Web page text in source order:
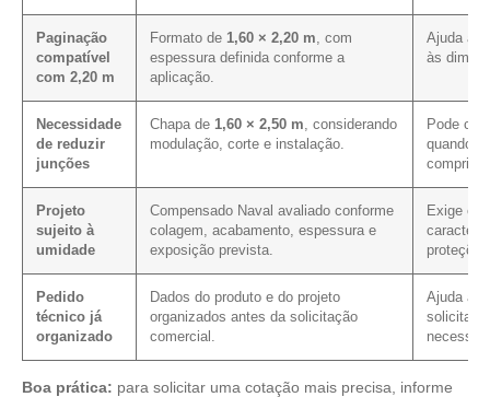
Paginação
compatível
com 2,20 m
Formato de 1,60 × 2,20 m , com
espessura definida conforme a
aplicação.
Ajuda a
às
Necessidade
de reduzir
junções
Chapa de 1,60 × 2,50 m , considerando
modulação, corte e instalação.
Pode
quando a
Projeto
sujeito à
umidade
Compensado Naval avaliado conforme
colagem, acabamento, espessura e
exposição prevista.
Exige
Pedido
técnico já
organizado
Dados do produto e do projeto
organizados antes da solicitação
comercial.
Ajuda a
Boa prática: para solicitar uma cotação mais precisa, informe